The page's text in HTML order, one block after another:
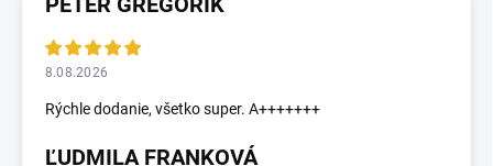
8.08.2026
Rýchle dodanie, všetko super. A+++++++
ĽUDMILA FRANKOVÁ